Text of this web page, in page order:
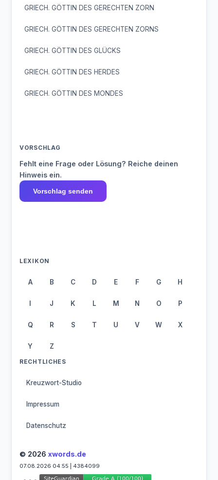
GRIECH. GÖTTIN DES GERECHTEN ZORN
GRIECH. GÖTTIN DES GERECHTEN ZORNS
GRIECH. GÖTTIN DES GLÜCKS
GRIECH. GÖTTIN DES HERDES
GRIECH. GÖTTIN DES MONDES
VORSCHLAG
Fehlt eine Frage oder Lösung? Reiche deinen
Hinweis ein.
Vorschlag senden
LEXIKON
A B C D E F G H
I J K L M N O P
Q R S T U V W X
Y Z
RECHTLICHES
Kreuzwort-Studio
Impressum
Datenschutz
© 2026 xwords.de
07.08.2026 04:55 | 4384099